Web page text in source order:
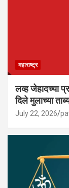
महाराष्ट्र
लव्ह जेहादच्या
दिले मुलाच्या
July 22, 2026